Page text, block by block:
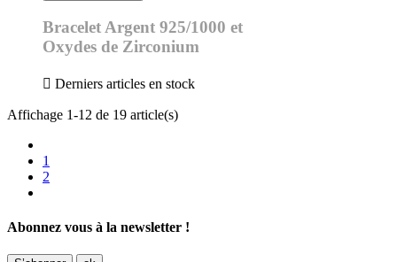
Bracelet Argent 925/1000 et
Oxydes de Zirconium
 Derniers articles en stock
Affichage 1-12 de 19 article(s)
1
2
Abonnez vous à la newsletter !